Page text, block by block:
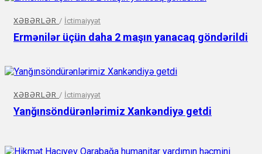
XƏBƏRLƏR / İctimaiyyət
Ermənilər üçün daha 2 maşın yanacaq göndərildi
XƏBƏRLƏR / İctimaiyyət
Yanğınsöndürənlərimiz Xankəndiyə getdi